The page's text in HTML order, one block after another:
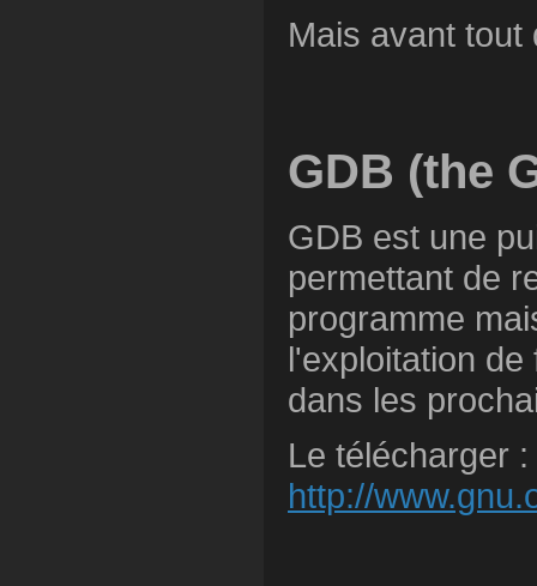
Mais avant
GDB (the
GDB est une
permettant de
programme
l'exploitation
dans les
Le télécharger :
http://